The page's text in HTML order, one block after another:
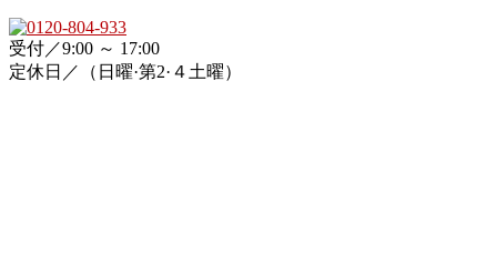
受付／9:00 ～ 17:00
定休日／（日曜·第2·４土曜）